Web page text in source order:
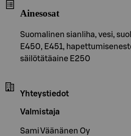
Ainesosat
Suomalinen sianliha, vesi,
E450, E451,
säilötätäaine E250
Yhteystiedot
Valmistaja
Sami Väänänen Oy